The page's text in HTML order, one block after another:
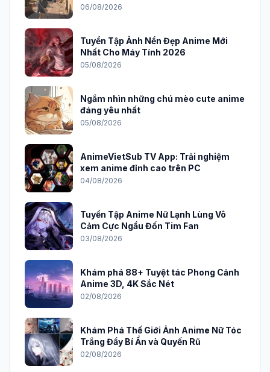
06/08/2026
Tuyển Tập Ảnh Nền Đẹp Anime Mới
Nhất Cho Máy Tính 2026
05/08/2026
Ngắm nhìn những chú mèo cute anime
đáng yêu nhất
05/08/2026
AnimeVietSub TV App: Trải nghiệm
xem anime đỉnh cao trên PC
04/08/2026
Tuyển Tập Anime Nữ Lạnh Lùng Vô
Cảm Cực Ngầu Đốn Tim Fan
03/08/2026
Khám phá 88+ Tuyệt tác Phong Cảnh
Anime 3D, 4K Sắc Nét
02/08/2026
Khám Phá Thế Giới Ảnh Anime Nữ Tóc
Trắng Đầy Bí Ẩn và Quyến Rũ
02/08/2026